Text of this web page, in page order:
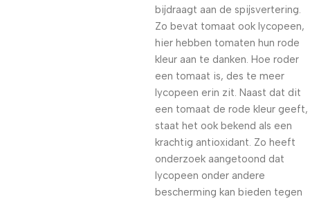
bijdraagt aan de spijsvertering.
Zo bevat tomaat ook lycopeen,
hier hebben tomaten hun rode
kleur aan te danken. Hoe roder
een tomaat is, des te meer
lycopeen erin zit. Naast dat dit
een tomaat de rode kleur geeft,
staat het ook bekend als een
krachtig antioxidant. Zo heeft
onderzoek aangetoond dat
lycopeen onder andere
bescherming kan bieden tegen